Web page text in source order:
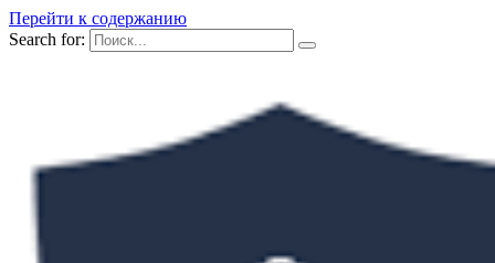
Перейти к содержанию
Search for: